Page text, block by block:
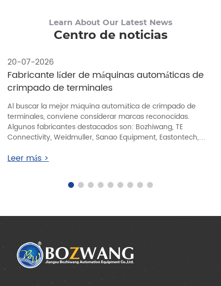
Centro de noticias
20-07-2026
Fabricante líder de máquinas automáticas de
crimpado de terminales
Al buscar la mejor máquina automática de crimpado de
terminales, conviene considerar marcas reconocidas.
Algunos fabricantes destacados son: Bozhiwang, TE
Connectivity, Weidmuller, Sanao Equipment, Eastontech,
Leer más >